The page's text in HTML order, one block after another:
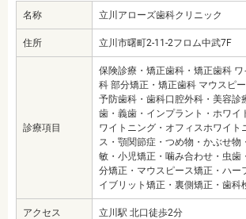
名称 立川アローズ歯科クリニック
住所 立川市曙町2-11-2フロム中武7F
診療項目
保険診療・矯正歯科・矯正歯科
科 部分矯正・矯正歯科 マウスピ
予防歯科・歯科口腔外科・美容診
歯・義歯・インプラント・ホワイ
ワイトニング・オフィスホワイト
ス・顎関節症・つめ物・かぶせ物
敏・小児矯正・噛み合わせ・虫歯
分矯正・マウスピース矯正・ハー
イブリット矯正・裏側矯正・歯科
アクセス 立川駅 北口徒歩2分